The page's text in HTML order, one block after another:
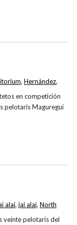
en competición
pelotaris Maguregui
, Hernández,
veinte pelotaris del
alai, jai alai, North